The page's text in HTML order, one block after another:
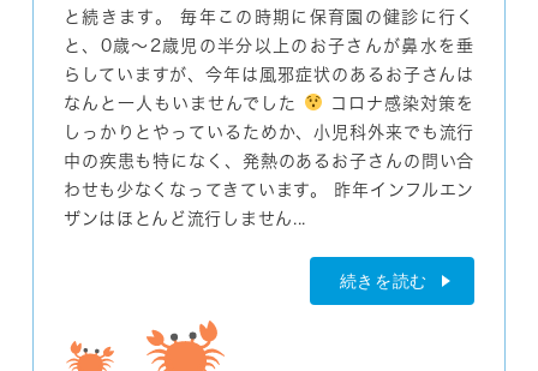
と続きます。 毎年この時期に保育園の健診に行く
と、0歳～2歳児の半分以上のお子さんが鼻水を垂
らしていますが、今年は風邪症状のあるお子さんは
なんと一人もいませんでした
コロナ感染対策を
しっかりとやっているためか、小児科外来でも流行
中の疾患も特になく、発熱のあるお子さんの問い合
わせも少なくなってきています。 昨年インフルエン
ザンはほとんど流行しません...
続きを読む